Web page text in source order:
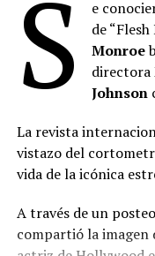
“Toy Story 5”:
mes con
película de
entradas
va del año.
hasta el
la película
“Minions &
puesto con
primeras
S
e
de
Monroe
directora
Johnson
La revista
vistazo del
vida de la icónica
A través de un
compartió la imagen